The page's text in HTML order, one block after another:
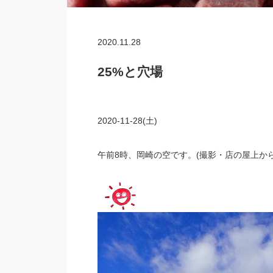
2020.11.28
25%と穴場
2020-11-28(土)
午前8時、岡崎の空です。(撮影・店の屋上か